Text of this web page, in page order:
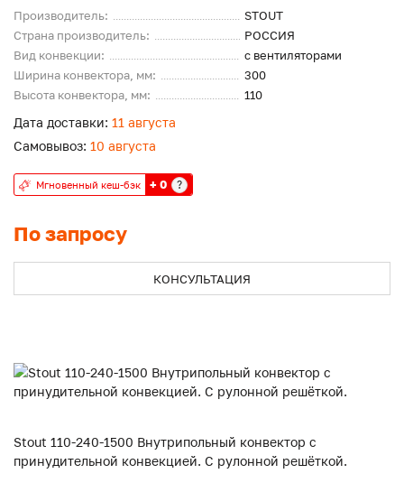
Производитель:
STOUT
Страна производитель:
РОССИЯ
Вид конвекции:
с вентиляторами
Ширина конвектора, мм:
300
Высота конвектора, мм:
110
По запросу
Дата доставки: 11 августа
Самовывоз: 10 августа
Мгновенный кеш-бэк + 0 ?
КОНСУЛЬТАЦИЯ
Stout 110-240-1500 Внутрипольный конвектор с
принудительной конвекцией. С рулонной решёткой.